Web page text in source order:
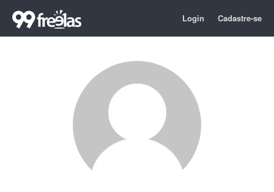
Login Cadastre-se